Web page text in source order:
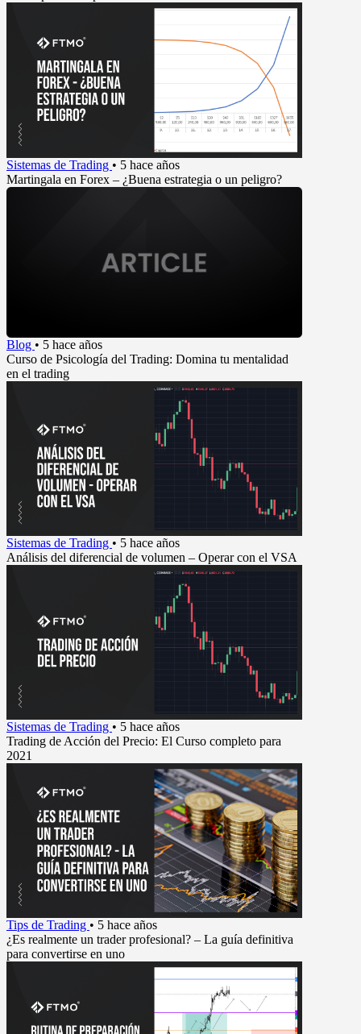
Sistemas de Trading • 5 hace años
Martingala en Forex – ¿Buena estrategia o un peligro?
Blog • 5 hace años
Curso de Psicología del Trading: Domina tu mentalidad
en el trading
Sistemas de Trading • 5 hace años
Análisis del diferencial de volumen – Operar con el VSA
Sistemas de Trading • 5 hace años
Trading de Acción del Precio: El Curso completo para
2021
Tips de Trading • 5 hace años
¿Es realmente un trader profesional? – La guía definitiva
para convertirse en uno